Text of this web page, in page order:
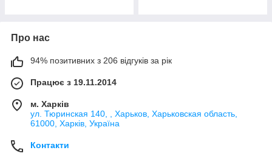
Про нас
94% позитивних з 206 відгуків за рік
Працює з 19.11.2014
м. Харків
ул. Тюринская 140, , Харьков, Харьковская область,
61000, Харків, Україна
Контакти